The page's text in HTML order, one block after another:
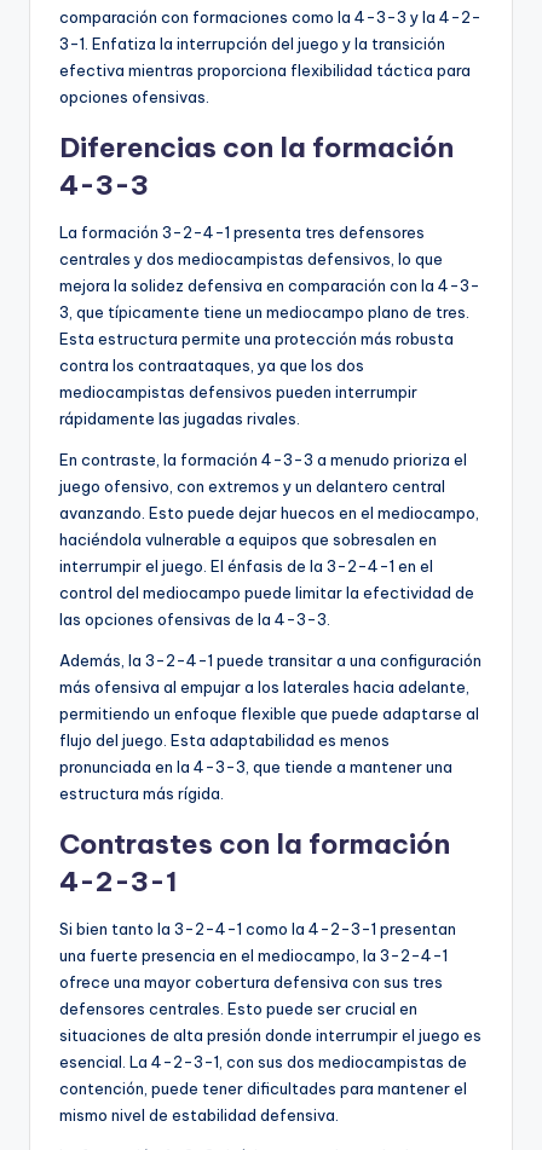
comparación con formaciones como la 4-3-3 y la 4-2-
3-1. Enfatiza la interrupción del juego y la transición
efectiva mientras proporciona flexibilidad táctica para
opciones ofensivas.
Diferencias con la formación
4-3-3
La formación 3-2-4-1 presenta tres defensores
centrales y dos mediocampistas defensivos, lo que
mejora la solidez defensiva en comparación con la 4-3-
3, que típicamente tiene un mediocampo plano de tres.
Esta estructura permite una protección más robusta
contra los contraataques, ya que los dos
mediocampistas defensivos pueden interrumpir
rápidamente las jugadas rivales.
En contraste, la formación 4-3-3 a menudo prioriza el
juego ofensivo, con extremos y un delantero central
avanzando. Esto puede dejar huecos en el mediocampo,
haciéndola vulnerable a equipos que sobresalen en
interrumpir el juego. El énfasis de la 3-2-4-1 en el
control del mediocampo puede limitar la efectividad de
las opciones ofensivas de la 4-3-3.
Además, la 3-2-4-1 puede transitar a una configuración
más ofensiva al empujar a los laterales hacia adelante,
permitiendo un enfoque flexible que puede adaptarse al
flujo del juego. Esta adaptabilidad es menos
pronunciada en la 4-3-3, que tiende a mantener una
estructura más rígida.
Contrastes con la formación
4-2-3-1
Si bien tanto la 3-2-4-1 como la 4-2-3-1 presentan
una fuerte presencia en el mediocampo, la 3-2-4-1
ofrece una mayor cobertura defensiva con sus tres
defensores centrales. Esto puede ser crucial en
situaciones de alta presión donde interrumpir el juego es
esencial. La 4-2-3-1, con sus dos mediocampistas de
contención, puede tener dificultades para mantener el
mismo nivel de estabilidad defensiva.